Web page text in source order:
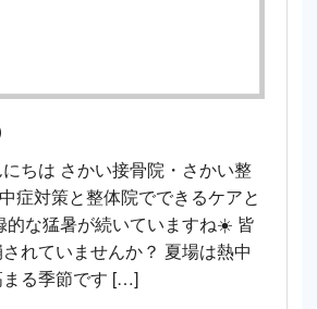
ちは さかい接骨院・さかい整
症対策と整体院でできるケアと
的な猛暑が続いていますね☀️ 皆
れていませんか？ 夏場は熱中
る季節です […]